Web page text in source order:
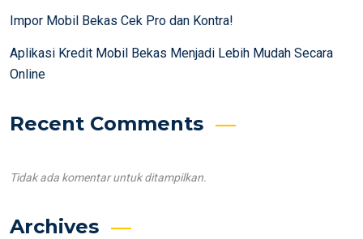
Impor Mobil Bekas Cek Pro dan Kontra!
Aplikasi Kredit Mobil Bekas Menjadi Lebih Mudah Secara
Online
Recent Comments
Tidak ada komentar untuk ditampilkan.
Archives